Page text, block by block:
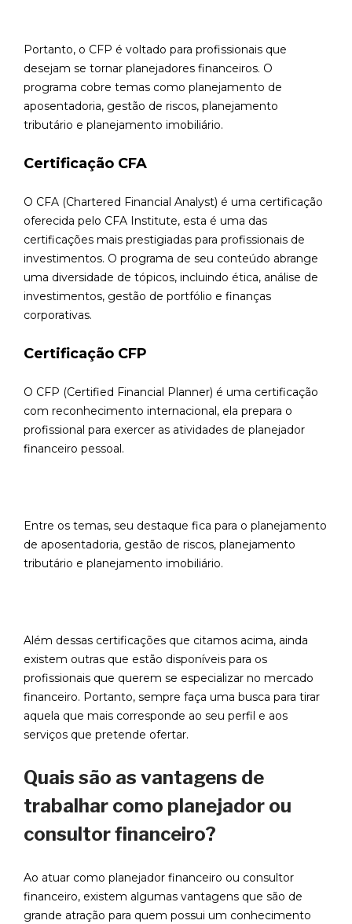
Portanto, o CFP é voltado para profissionais que
desejam se tornar planejadores financeiros. O
programa cobre temas como planejamento de
aposentadoria, gestão de riscos, planejamento
tributário e planejamento imobiliário.
Certificação CFA
O CFA (Chartered Financial Analyst) é uma certificação
oferecida pelo CFA Institute, esta é uma das
certificações mais prestigiadas para profissionais de
investimentos. O programa de seu conteúdo abrange
uma diversidade de tópicos, incluindo ética, análise de
investimentos, gestão de portfólio e finanças
corporativas.
Certificação CFP
O CFP (Certified Financial Planner) é uma certificação
com reconhecimento internacional, ela prepara o
profissional para exercer as atividades de planejador
financeiro pessoal.
Entre os temas, seu destaque fica para o planejamento
de aposentadoria, gestão de riscos, planejamento
tributário e planejamento imobiliário.
Além dessas certificações que citamos acima, ainda
existem outras que estão disponíveis para os
profissionais que querem se especializar no mercado
financeiro. Portanto, sempre faça uma busca para tirar
aquela que mais corresponde ao seu perfil e aos
serviços que pretende ofertar.
Quais são as vantagens de
trabalhar como planejador ou
consultor financeiro?
Ao atuar como planejador financeiro ou consultor
financeiro, existem algumas vantagens que são de
grande atração para quem possui um conhecimento